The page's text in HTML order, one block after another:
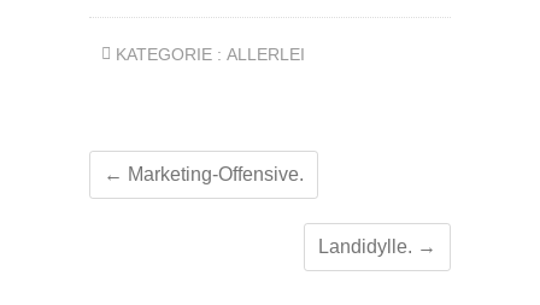
KATEGORIE : ALLERLEI
← Marketing-Offensive.
Landidylle. →